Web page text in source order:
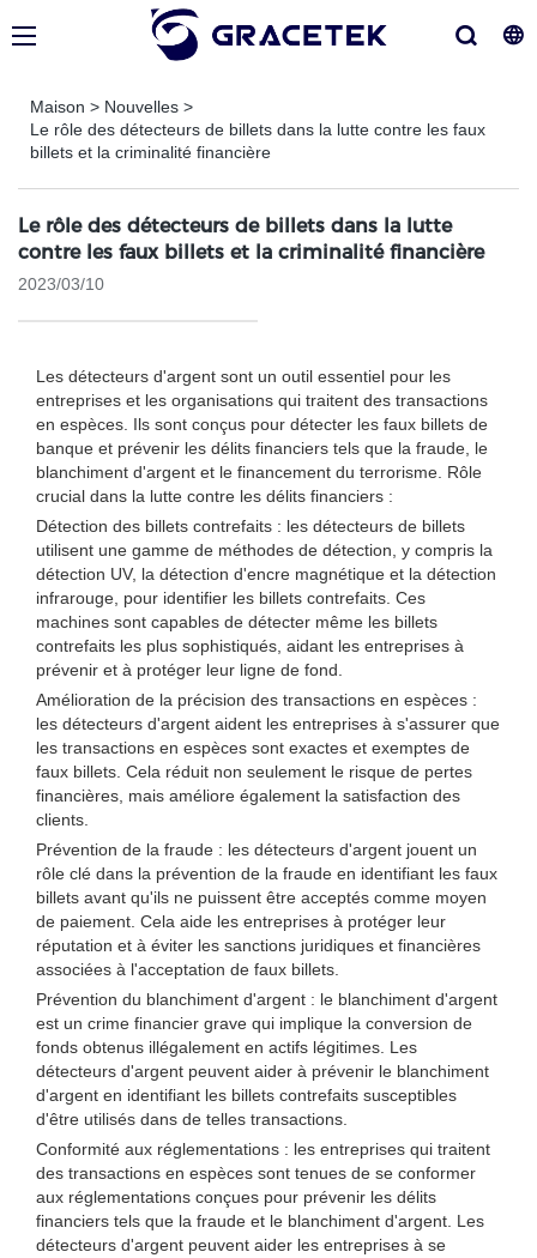
Maison > Nouvelles >
Le rôle des détecteurs de billets dans la lutte contre les faux
billets et la criminalité financière
Le rôle des détecteurs de billets dans la lutte
contre les faux billets et la criminalité financière
2023/03/10
Les détecteurs d'argent sont un outil essentiel pour les
entreprises et les organisations qui traitent des transactions
en espèces. Ils sont conçus pour détecter les faux billets de
banque et prévenir les délits financiers tels que la fraude, le
blanchiment d'argent et le financement du terrorisme. Rôle
crucial dans la lutte contre les délits financiers :
Détection des billets contrefaits : les détecteurs de billets
utilisent une gamme de méthodes de détection, y compris la
détection UV, la détection d'encre magnétique et la détection
infrarouge, pour identifier les billets contrefaits. Ces
machines sont capables de détecter même les billets
contrefaits les plus sophistiqués, aidant les entreprises à
prévenir et à protéger leur ligne de fond.
Amélioration de la précision des transactions en espèces :
les détecteurs d'argent aident les entreprises à s'assurer que
les transactions en espèces sont exactes et exemptes de
faux billets. Cela réduit non seulement le risque de pertes
financières, mais améliore également la satisfaction des
clients.
Prévention de la fraude : les détecteurs d'argent jouent un
rôle clé dans la prévention de la fraude en identifiant les faux
billets avant qu'ils ne puissent être acceptés comme moyen
de paiement. Cela aide les entreprises à protéger leur
réputation et à éviter les sanctions juridiques et financières
associées à l'acceptation de faux billets.
Prévention du blanchiment d'argent : le blanchiment d'argent
est un crime financier grave qui implique la conversion de
fonds obtenus illégalement en actifs légitimes. Les
détecteurs d'argent peuvent aider à prévenir le blanchiment
d'argent en identifiant les billets contrefaits susceptibles
d'être utilisés dans de telles transactions.
Conformité aux réglementations : les entreprises qui traitent
des transactions en espèces sont tenues de se conformer
aux réglementations conçues pour prévenir les délits
financiers tels que la fraude et le blanchiment d'argent. Les
détecteurs d'argent peuvent aider les entreprises à se